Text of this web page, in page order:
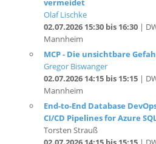
02.07.2026 15:30 bis 16:30
Mannheim
MCP - Die unsichtbare
Gregor Biswanger
02.07.2026 14:15 bis 15:15|
Mannheim
End-to-End Database
CI/CD Pipelines for Azure SQL
Torsten Strauß
02.07.2026 14:15 bis 15:15|
Mannheim